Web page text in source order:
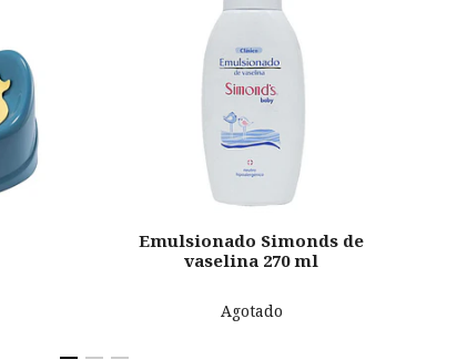
Emulsionado Simonds de
vaselina 270 ml
Agotado